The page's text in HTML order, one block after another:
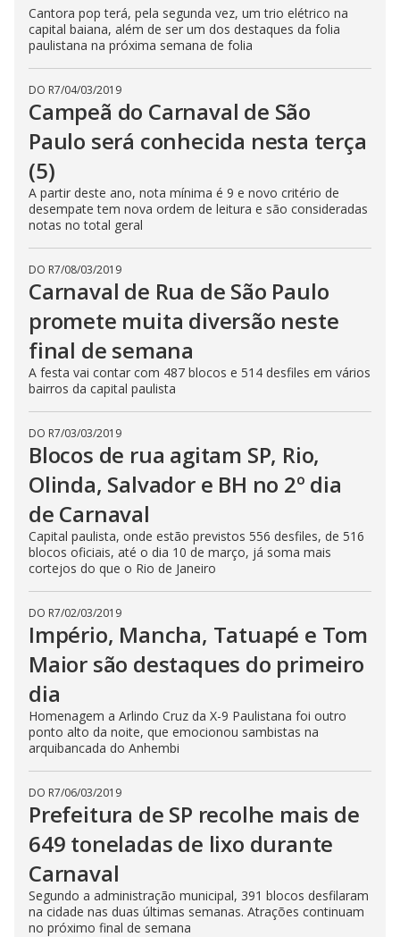
Cantora pop terá, pela segunda vez, um trio elétrico na
capital baiana, além de ser um dos destaques da folia
paulistana na próxima semana de folia
DO R7/04/03/2019
Campeã do Carnaval de São
Paulo será conhecida nesta terça
(5)
A partir deste ano, nota mínima é 9 e novo critério de
desempate tem nova ordem de leitura e são consideradas
notas no total geral
DO R7/08/03/2019
Carnaval de Rua de São Paulo
promete muita diversão neste
final de semana
A festa vai contar com 487 blocos e 514 desfiles em vários
bairros da capital paulista
DO R7/03/03/2019
Blocos de rua agitam SP, Rio,
Olinda, Salvador e BH no 2º dia
de Carnaval
Capital paulista, onde estão previstos 556 desfiles, de 516
blocos oficiais, até o dia 10 de março, já soma mais
cortejos do que o Rio de Janeiro
DO R7/02/03/2019
Império, Mancha, Tatuapé e Tom
Maior são destaques do primeiro
dia
Homenagem a Arlindo Cruz da X-9 Paulistana foi outro
ponto alto da noite, que emocionou sambistas na
arquibancada do Anhembi
DO R7/06/03/2019
Prefeitura de SP recolhe mais de
649 toneladas de lixo durante
Carnaval
Segundo a administração municipal, 391 blocos desfilaram
na cidade nas duas últimas semanas. Atrações continuam
no próximo final de semana